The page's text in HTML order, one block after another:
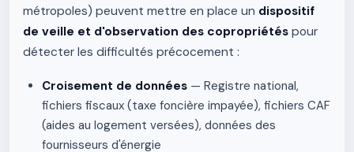
métropoles) peuvent mettre en place un dispositif
de veille et d'observation des copropriétés pour
détecter les difficultés précocement :
Croisement de données — Registre national,
fichiers fiscaux (taxe foncière impayée), fichiers CAF
(aides au logement versées), données des
fournisseurs d'énergie